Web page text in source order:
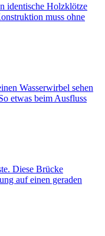
identische Holzklötze
muss ohne
Wasserwirbel sehen
etwas beim Ausfluss
Diese Brücke
auf einen geraden